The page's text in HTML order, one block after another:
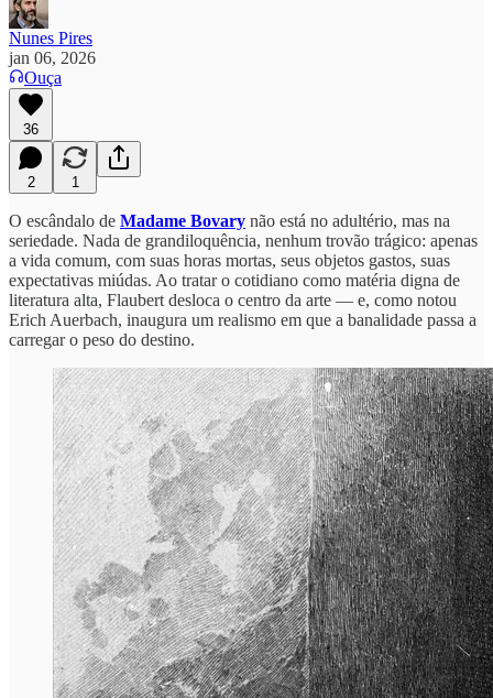
Nunes Pires
jan 06, 2026
Ouça
36
2 1
O escândalo de Madame Bovary não está no adultério, mas na
seriedade. Nada de grandiloquência, nenhum trovão trágico: apenas
a vida comum, com suas horas mortas, seus objetos gastos, suas
expectativas miúdas. Ao tratar o cotidiano como matéria digna de
literatura alta, Flaubert desloca o centro da arte — e, como notou
Erich Auerbach, inaugura um realismo em que a banalidade passa a
carregar o peso do destino.